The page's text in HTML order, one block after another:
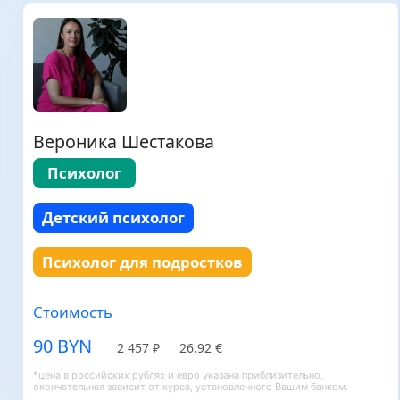
Вероника Шестакова
Психолог
Детский психолог
Психолог для подростков
Стоимость
90 BYN 2 457 ₽ 26.92 €
*цена в российских рублях и евро указана приблизительно,
окончательная зависит от курса, установленного Вашим банком.